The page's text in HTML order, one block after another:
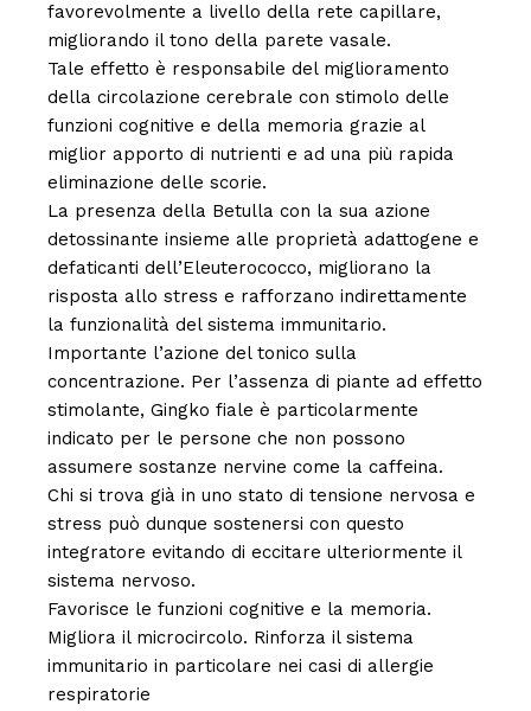
favorevolmente a livello della rete capillare,
migliorando il tono della parete vasale.
Tale effetto è responsabile del miglioramento
della circolazione cerebrale con stimolo delle
funzioni cognitive e della memoria grazie al
miglior apporto di nutrienti e ad una più rapida
eliminazione delle scorie.
La presenza della Betulla con la sua azione
detossinante insieme alle proprietà adattogene e
defaticanti dell’Eleuterococco, migliorano la
risposta allo stress e rafforzano indirettamente
la funzionalità del sistema immunitario.
Importante l’azione del tonico sulla
concentrazione. Per l’assenza di piante ad effetto
stimolante, Gingko fiale è particolarmente
indicato per le persone che non possono
assumere sostanze nervine come la caffeina.
Chi si trova già in uno stato di tensione nervosa e
stress può dunque sostenersi con questo
integratore evitando di eccitare ulteriormente il
sistema nervoso.
Favorisce le funzioni cognitive e la memoria.
Migliora il microcircolo. Rinforza il sistema
immunitario in particolare nei casi di allergie
respiratorie